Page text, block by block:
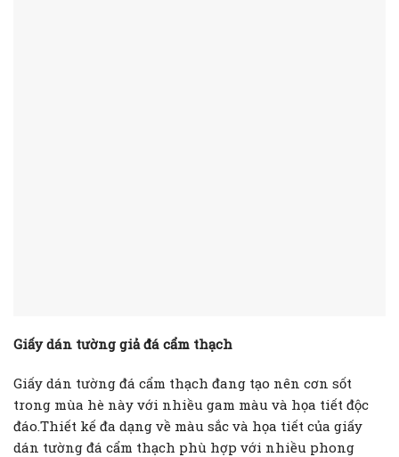
Giấy dán tường giả đá cẩm thạch
Giấy dán tường đá cẩm thạch đang tạo nên cơn sốt
trong mùa hè này với nhiều gam màu và họa tiết độc
đáo.Thiết kế đa dạng về màu sắc và họa tiết của giấy
dán tường đá cẩm thạch phù hợp với nhiều phong